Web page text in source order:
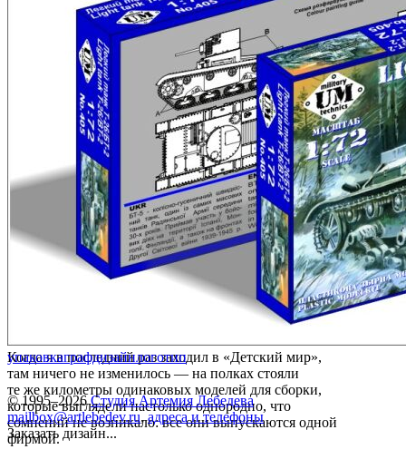
Когда я в последний раз заходил в «Детский мир»,
там ничего не изменилось — на полках стояли
те же километры одинаковых моделей для сборки,
которые выглядели настолько однородно, что
сомнений не возникало: все они выпускаются одной
фирмой.
упаковкаграфдизайнлоготип
© 1995–2026 Студия Артемия Лебедева
mailbox@artlebedev.ru, адреса и телефоны
Заказать дизайн...